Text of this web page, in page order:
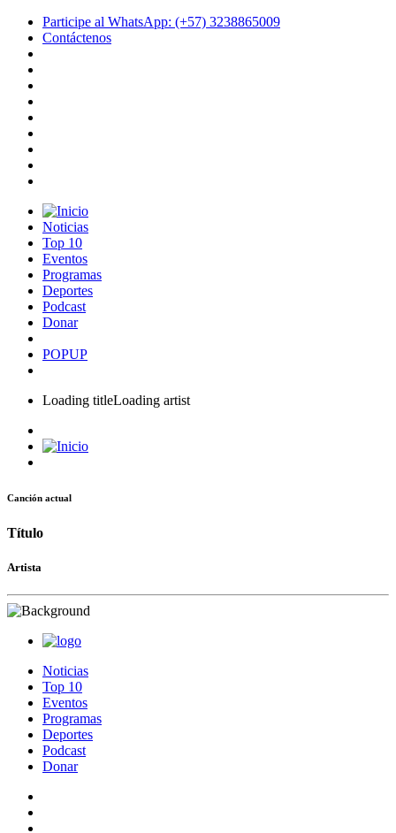
Participe al WhatsApp: (+57) 3238865009
Contáctenos
Noticias
Top 10
Eventos
Programas
Deportes
Podcast
Donar
POPUP
Loading titleLoading artist
Canción actual
Título
Artista
Noticias
Top 10
Eventos
Programas
Deportes
Podcast
Donar